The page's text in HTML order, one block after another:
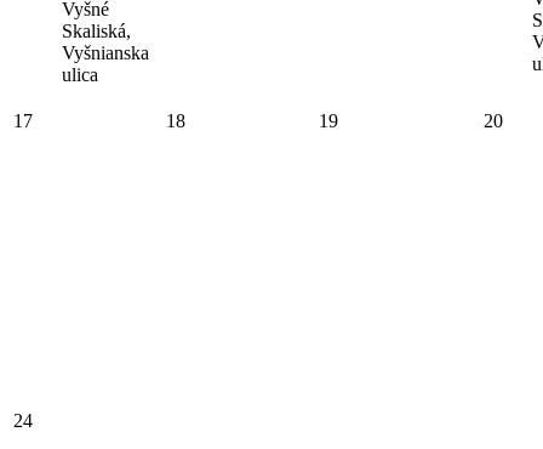
Vyšné
Skaliská,
Vyšnianska
ulica
17 18 19 20
24